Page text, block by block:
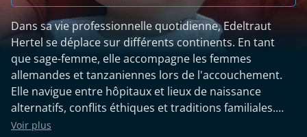
Dans sa vie professionnelle quotidienne, Edeltraut
Hertel se déplace sur différents continents. En tant
que sage-femme, elle accompagne les femmes
allemandes et tanzaniennes lors de l'accouchement.
Elle navigue entre hôpitaux et lieux de naissance
alternatifs, conflits éthiques et traditions familiales.
Avec une grande sensibilité et un sens de l'étrange, le
Voir plus